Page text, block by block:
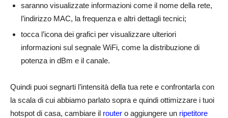
saranno visualizzate informazioni come il nome della rete,
l’indirizzo MAC, la frequenza e altri dettagli tecnici;
tocca l’icona dei grafici per visualizzare ulteriori
informazioni sul segnale WiFi, come la distribuzione di
potenza in dBm e il canale.
Quindi puoi segnarti l’intensità della tua rete e confrontarla con
la scala di cui abbiamo parlato sopra e quindi ottimizzare i tuoi
hotspot di casa, cambiare il router o aggiungere un ripetitore